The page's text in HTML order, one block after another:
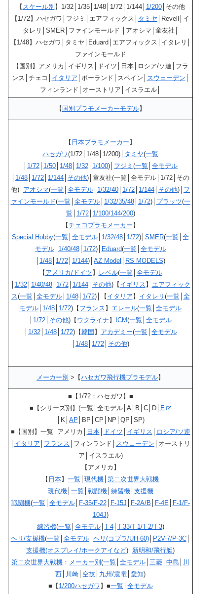
【 スケール別 】1/32│1/35│1/48│1/72│1/144│ 1/200│その他
【1/72】ハセガワ│フジミ│エアフィックス│ タミヤ │Revell│イ
タレリ│SMER│ファインモールド │アオシマ│童友社│
【1/48】ハセガワ│タミヤ│Eduard│エアフィックス│イタレリ│
ファインモールド
【国別】アメリカ│イギリス│ドイツ│日本│ロシア/ソ連│フラ
ンス│チェコ│ イタリア │ポーランド│スペイン│ スウェーデン
フィンランド│オーストリア│イスラエル│
【 国別プラモメーカーモデル】
【 日本プラモメーカー 】
ハセガワ(1/72│1/48│1/200)│ タミヤ(一覧
1/72 1/50 1/48 1/32 1/100)│ フジミ (一覧 全モデル
1/48 1/72 1/144 その他)│童友社(一覧│全モデル│1/72│その
他)│ アオシマ(一覧 全モデル 1/32/40 1/72 1/144 その他)│ フ
ァインモールド(一覧 全モデル│ 1/32/35/48│ 1/72)│ プラッツ(一
覧
1/72│ 1/100/144/200)
【チェコプラモメーカー 】
Special Hobby(一覧 全モデル 1/32/48 1/72)│ SMER(一覧 全
モデル│ 1/40/48│ 1/72)│ Eduard(一覧 全モデル
1/48 1/72 1/144)│ AZ Model RS MODELS)
【 アメリカ/ドイツ 】 レベル(一覧 全モデル
1/32│ 1/40/48│ 1/72│ 1/144│ その他)【 イギリス 】 エアフィック
ス(一覧 全モデル│ 1/48│ 1/72)│【 イタリア 】 イタレリ (一覧 全
モデル 1/48 1/72)【 フランス 】 エレール(一覧 全モデル
1/72 その他)【 ウクライナ 】 ICM(一覧 全モデル
1/32│ 1/48│ 1/72)【韓国 】 アカデミー(一覧 全モデル
1/48 1/72 その他)
メーカー別 >【ハセガワ飛行機プラモデル】
■【1/72：ハセガワ】■
■【シリーズ別】(一覧│全モデル│A│B│C│D│
E
│K│ AP │BP│CP│NP│QP│SP)
■【国別】一覧│アメリカ│
日本│ ドイツ イギリス
ロシア/ソ連
イタリア フランス │フィンランド│ スウェーデン │オーストリ
ア│イスラエル)
【アメリカ】
【 日本】 一覧 現代機 第二次世界大戦機
現代機│ 一覧 戦闘機│ 練習機│ 支援機
戦闘機(一覧 全モデル│ F-35/F-22│ F-15J F-2A/B F-4E│
F-1/F-
104J)
練習機(一覧 全モデル│ T-4│ T-33/T-1/T-2/T-3)
ヘリ/支援機(一覧 全モデル│ ヘリ(コブラ/UH-60)│ P2V-7/P-3C│
支援機(オスプレイ/ホークアイなど)│ 新明和/飛行艇)
第二次世界大戦機 ： メーカー別 (一覧 全モデル 三菱 中島
川
西
川崎 空技 九州/震電 愛知)
■【 1/200ハセガワ 】■一覧 全モデル